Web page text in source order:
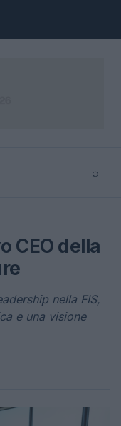
⌕
CEO della
nella FIS,
e una visione